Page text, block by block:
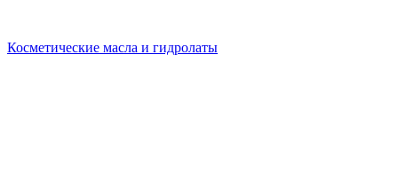
Косметические масла и гидролаты